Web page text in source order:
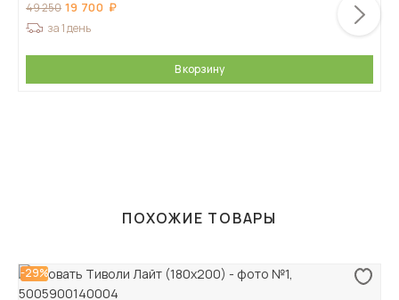
49 250 19 700
за 1 день
В корзину
ПОХОЖИЕ ТОВАРЫ
-29%